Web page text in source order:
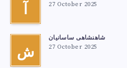
آ 27 October 2025
ش
شاهنشاهی ساسانیان
27 October 2025